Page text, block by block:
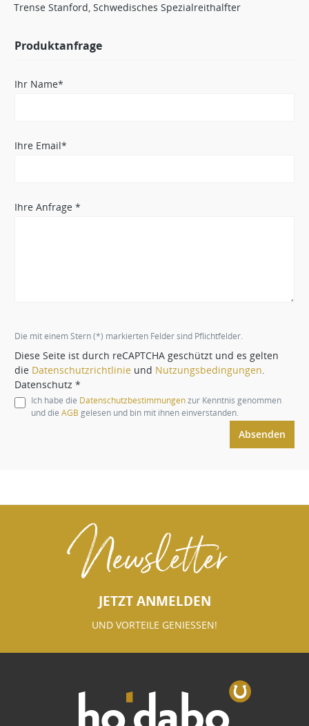
Trense Stanford, Schwedisches Spezialreithalfter
Produktanfrage
Ihr Name*
Ihre Email*
Ihre Anfrage *
Die mit einem Stern (*) markierten Felder sind Pflichtfelder.
Diese Seite ist durch reCAPTCHA geschützt und es gelten
die Datenschutzrichtlinie und Nutzungsbedingungen.
Datenschutz *
Ich habe die Datenschutzbestimmungenzur Kenntnis genommen
und die AGB gelesen und bin mit ihnen einverstanden.
Absenden
Newsletter
JETZT ANMELDEN
UND VORTEILE GENIESSEN!